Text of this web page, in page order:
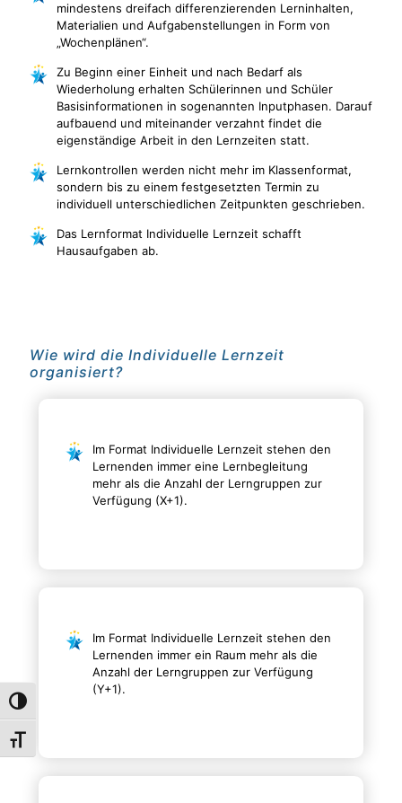
Umschalten auf hohe Kontraste
Schrift vergrößern
mindestens dreifach differenzierenden Lerninhalten,
Materialien und Aufgabenstellungen in Form von
„Wochenplänen“.
Zu Beginn einer Einheit und nach Bedarf als
Wiederholung erhalten Schülerinnen und Schüler
Basisinformationen in sogenannten Inputphasen. Darauf
aufbauend und miteinander verzahnt findet die
eigenständige Arbeit in den Lernzeiten statt.
Lernkontrollen werden nicht mehr im Klassenformat,
sondern bis zu einem festgesetzten Termin zu
individuell unterschiedlichen Zeitpunkten geschrieben.
Das Lernformat Individuelle Lernzeit schafft
Hausaufgaben ab.
Wie wird die Individuelle Lernzeit
organisiert?
Im Format Individuelle Lernzeit stehen den
Lernenden immer eine Lernbegleitung
mehr als die Anzahl der Lerngruppen zur
Verfügung (X+1).
Im Format Individuelle Lernzeit stehen den
Lernenden immer ein Raum mehr als die
Anzahl der Lerngruppen zur Verfügung
(Y+1).